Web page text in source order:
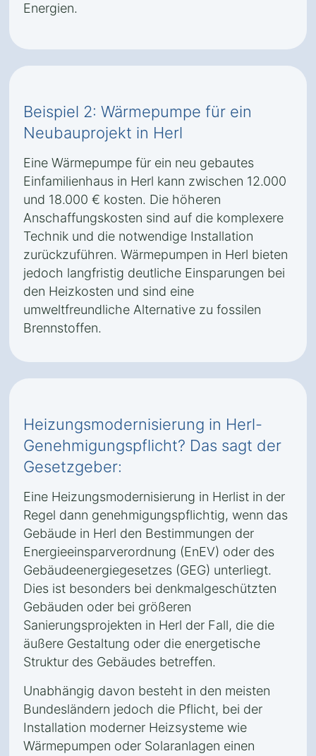
Energien.
Beispiel 2: Wärmepumpe für ein
Neubauprojekt in Herl
Eine Wärmepumpe für ein neu gebautes
Einfamilienhaus in Herl kann zwischen 12.000
und 18.000 € kosten. Die höheren
Anschaffungskosten sind auf die komplexere
Technik und die notwendige Installation
zurückzuführen. Wärmepumpen in Herl bieten
jedoch langfristig deutliche Einsparungen bei
den Heizkosten und sind eine
umweltfreundliche Alternative zu fossilen
Brennstoffen.
Heizungsmodernisierung in Herl-
Genehmigungspflicht? Das sagt der
Gesetzgeber:
Eine Heizungsmodernisierung in Herlist in der
Regel dann genehmigungspflichtig, wenn das
Gebäude in Herl den Bestimmungen der
Energieeinsparverordnung (EnEV) oder des
Gebäudeenergiegesetzes (GEG) unterliegt.
Dies ist besonders bei denkmalgeschützten
Gebäuden oder bei größeren
Sanierungsprojekten in Herl der Fall, die die
äußere Gestaltung oder die energetische
Struktur des Gebäudes betreffen.
Unabhängig davon besteht in den meisten
Bundesländern jedoch die Pflicht, bei der
Installation moderner Heizsysteme wie
Wärmepumpen oder Solaranlagen einen